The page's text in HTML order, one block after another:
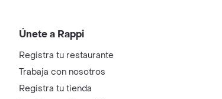
Únete a Rappi
Registra tu restaurante
Trabaja con nosotros
Registra tu tienda